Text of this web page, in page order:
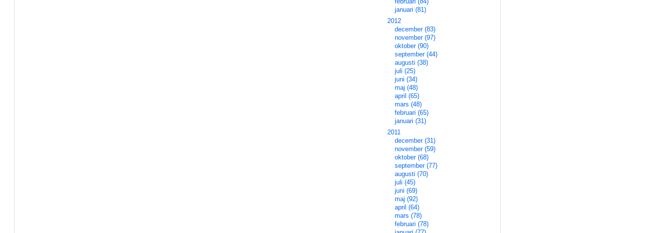
januari (81)
2012
december (83)
november (97)
oktober (90)
september (44)
augusti (38)
juli (25)
juni (34)
maj (48)
april (65)
mars (48)
februari (65)
januari (31)
2011
december (31)
november (59)
oktober (68)
september (77)
augusti (70)
juli (45)
juni (69)
maj (92)
april (64)
mars (78)
februari (78)